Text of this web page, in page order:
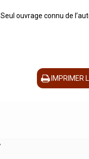
ouvrage connu de
IMPRIMER